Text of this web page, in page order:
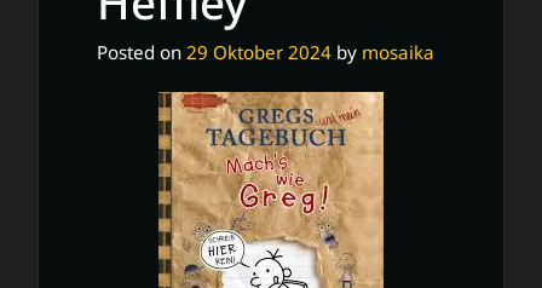
Leben
Posted on 29 Oktober 2024 by mosaika